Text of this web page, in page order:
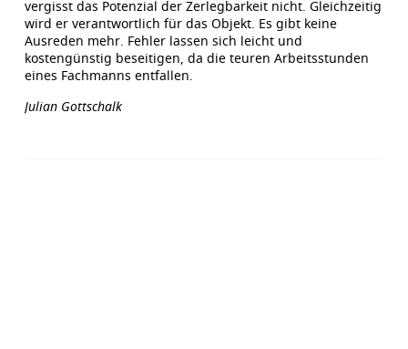
vergisst das Potenzial der Zerlegbarkeit nicht. Gleichzeitig
wird er verantwortlich für das Objekt. Es gibt keine
Ausreden mehr. Fehler lassen sich leicht und
kostengünstig beseitigen, da die teuren Arbeitsstunden
eines Fachmanns entfallen.
Julian Gottschalk